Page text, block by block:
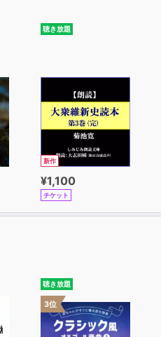
聴き放題
新作
¥1,100
チケット
聴き放題
3位